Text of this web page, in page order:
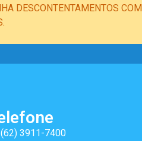
DESCONTENTAMENTOS COM
(62) 3911-7400